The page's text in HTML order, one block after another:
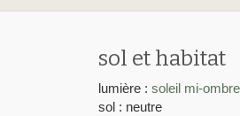
sol et habitat
lumière : soleil mi-ombre
sol : neutre